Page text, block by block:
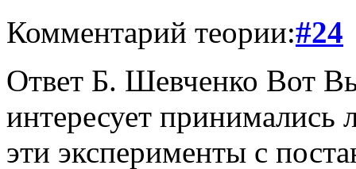
Комментарий теории:#24
Ответ Б. Шевченко Вот
интересует принимались
эти эксперименты с